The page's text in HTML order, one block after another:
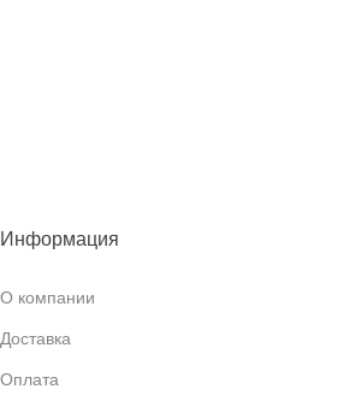
Информация
О компании
Доставка
Оплата